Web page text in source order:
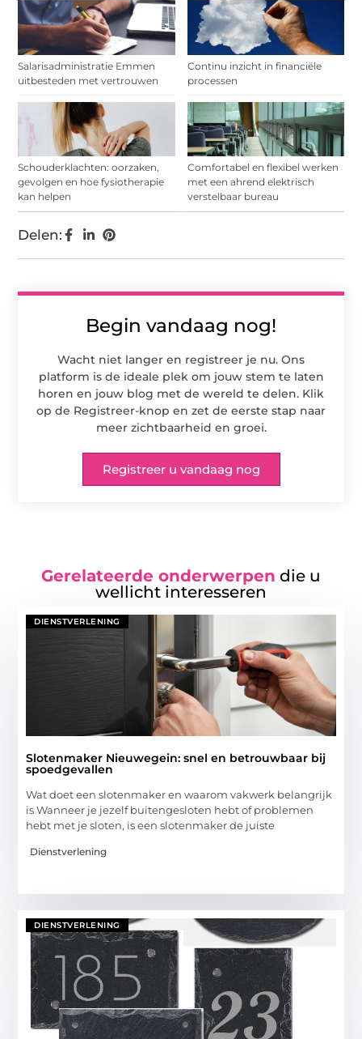
Salarisadministratie Emmen
uitbesteden met vertrouwen
Continu inzicht in financiële
processen
Schouderklachten: oorzaken,
gevolgen en hoe fysiotherapie
kan helpen
Comfortabel en flexibel werken
met een ahrend elektrisch
verstelbaar bureau
Begin vandaag nog!
Wacht niet langer en registreer je nu. Ons
platform is de ideale plek om jouw stem te laten
horen en jouw blog met de wereld te delen. Klik
op de Registreer-knop en zet de eerste stap naar
meer zichtbaarheid en groei.
Registreer u vandaag nog
Delen:
Gerelateerde onderwerpen die u
wellicht interesseren
DIENSTVERLENING
Slotenmaker Nieuwegein: snel en betrouwbaar bij
spoedgevallen
Wat doet een slotenmaker en waarom vakwerk belangrijk
is Wanneer je jezelf buitengesloten hebt of problemen
hebt met je sloten, is een slotenmaker de juiste
Dienstverlening
DIENSTVERLENING